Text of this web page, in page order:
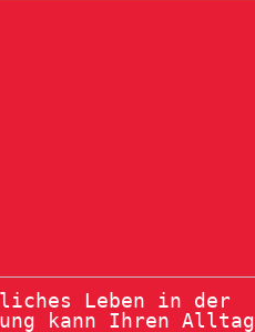
Leben in der
kann Ihren Alltag